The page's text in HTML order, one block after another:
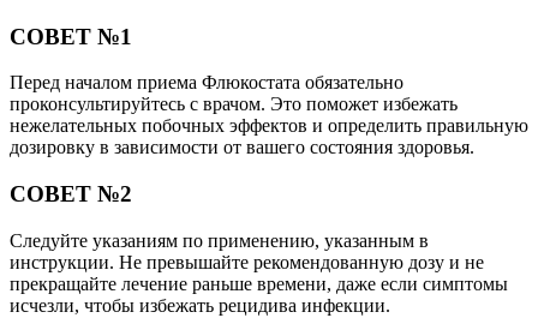
СОВЕТ №1
Перед началом приема Флюкостата обязательно
проконсультируйтесь с врачом. Это поможет избежать
нежелательных побочных эффектов и определить правильную
дозировку в зависимости от вашего состояния здоровья.
СОВЕТ №2
Следуйте указаниям по применению, указанным в
инструкции. Не превышайте рекомендованную дозу и не
прекращайте лечение раньше времени, даже если симптомы
исчезли, чтобы избежать рецидива инфекции.